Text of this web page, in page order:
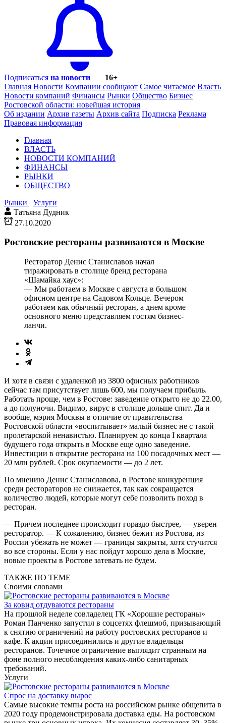
Подписаться на новости
16+
Главная Новости Компании сообщают Самое читаемое Власть
Новости компаний Финансы Рынки Общество Бизнес
Ростовской области: новейшая история
Об издании Архив газеты Архив сайта Подписка Реклама
Правовая информация
Главная
ВЛАСТЬ
НОВОСТИ КОМПАНИЙ
ФИНАНСЫ
РЫНКИ
ОБЩЕСТВО
Рынки | Услуги
Татьяна Дудник
27.10.2020
Ростовские рестораны развиваются в Москве
Ресторатор Денис Станиславов начал
тиражировать в столице бренд ресторана
«Шамайка хаус»:
— Мы работаем в Москве с августа в большом
офисном центре на Садовом Кольце. Вечером
работаем как обычный ресторан, а днем кроме
основного меню представляем гостям бизнес-
ланчи.
И хотя в связи с удаленкой из 3800 офисных работников
сейчас там присутствует лишь 600, мы получаем прибыль.
Работать проще, чем в Ростове: заведение открыто не до 22.00,
а до полуночи. Видимо, вирус в столице дольше спит. Да и
вообще, мэрия Москвы в отличие от правительства
Ростовской области «воспитывает» малый бизнес не с такой
пролетарской ненавистью. Планируем до конца I квартала
будущего года открыть в Москве еще одно заведение.
Инвестиции в открытие ресторана на 100 посадочных мест —
20 млн рублей. Срок окупаемости — до 2 лет.
По мнению Денис Станиславова, в Ростове конкуренция
среди рестораторов не снижается, так как сокращается
количество людей, которые могут себе позволить поход в
ресторан.
— Причем последнее происходит гораздо быстрее, — уверен
ресторатор. — К сожалению, бизнес бежит из Ростова, из
России убежать не может — границы закрыты, хотя стучится
во все стороны. Если у нас пойдут хорошо дела в Москве,
новые проекты в Ростове затевать не будем.
ТАКЖЕ ПО ТЕМЕ
Своими словами
За ковид отдуваются рестораны
На прошлой неделе совладелец ГК «Хорошие рестораны»
Роман Панченко запустил в соцсетях флешмоб, призывающий
к снятию ограничений на работу ростовских ресторанов и
кафе. К акции присоединились и другие владельцы
ресторанов. Точечное ограничение выглядит странным на
фоне полного несоблюдения каких-либо санитарных
требований.
Услуги
Спрос на доставку вырос
Самые высокие темпы роста на российском рынке общепита в
2020 году продемонстрировала доставка еды. На ростовском